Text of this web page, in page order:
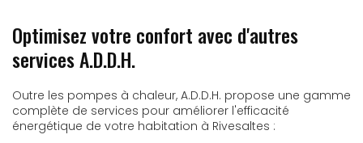
Optimisez votre confort avec d'autres
services A.D.D.H.
Outre les pompes à chaleur, A.D.D.H. propose une gamme
complète de services pour améliorer l'efficacité
énergétique de votre habitation à Rivesaltes :